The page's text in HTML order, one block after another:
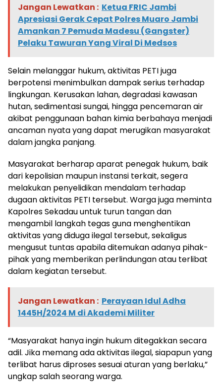
Jangan Lewatkan : Ketua FRIC Jambi
Apresiasi Gerak Cepat Polres Muaro Jambi
Amankan 7 Pemuda Madesu (Gangster)
Pelaku Tawuran Yang Viral Di Medsos
Selain melanggar hukum, aktivitas PETI juga
berpotensi menimbulkan dampak serius terhadap
lingkungan. Kerusakan lahan, degradasi kawasan
hutan, sedimentasi sungai, hingga pencemaran air
akibat penggunaan bahan kimia berbahaya menjadi
ancaman nyata yang dapat merugikan masyarakat
dalam jangka panjang.
Masyarakat berharap aparat penegak hukum, baik
dari kepolisian maupun instansi terkait, segera
melakukan penyelidikan mendalam terhadap
dugaan aktivitas PETI tersebut. Warga juga meminta
Kapolres Sekadau untuk turun tangan dan
mengambil langkah tegas guna menghentikan
aktivitas yang diduga ilegal tersebut, sekaligus
mengusut tuntas apabila ditemukan adanya pihak-
pihak yang memberikan perlindungan atau terlibat
dalam kegiatan tersebut.
Jangan Lewatkan : Perayaan Idul Adha
1445H/2024 M di Akademi Militer
“Masyarakat hanya ingin hukum ditegakkan secara
adil. Jika memang ada aktivitas ilegal, siapapun yang
terlibat harus diproses sesuai aturan yang berlaku,”
ungkap salah seorang warga.